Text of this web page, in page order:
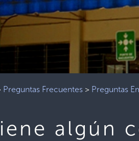
Preguntas Frecuentes > Preguntas
algún